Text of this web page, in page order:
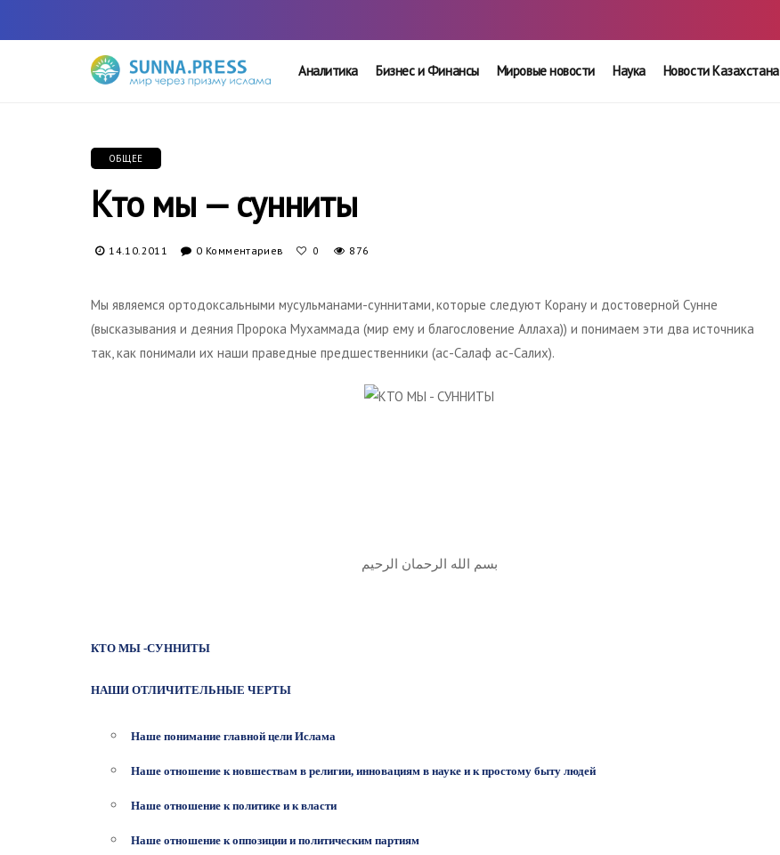
Аналитика Бизнес и Финансы Мировые новости Наука Новости Казахстана
ОБЩЕЕ
Кто мы — сунниты
14.10.2011 0 Комментариев 0 876
Мы являемся ортодоксальными мусульманами-суннитами, которые следуют Корану и достоверной Сунне
(высказывания и деяния Пророка Мухаммада (мир ему и благословение Аллаха)) и понимаем эти два источника
так, как понимали их наши праведные предшественники (ас-Салаф ас-Салих).
بسم الله الرحمان الرحيم
КТО МЫ -СУННИТЫ
НАШИ ОТЛИЧИТЕЛЬНЫЕ ЧЕРТЫ
Наше понимание главной цели Ислама
Наше отношение к новшествам в религии, инновациям в науке и к простому быту людей
Наше отношение к политике и к власти
Наше отношение к оппозиции и политическим партиям